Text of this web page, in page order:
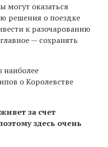
могут оказаться
решения о поездке
к разочарованию
— сохранять
наиболее
о Королевстве
за счет
здесь очень